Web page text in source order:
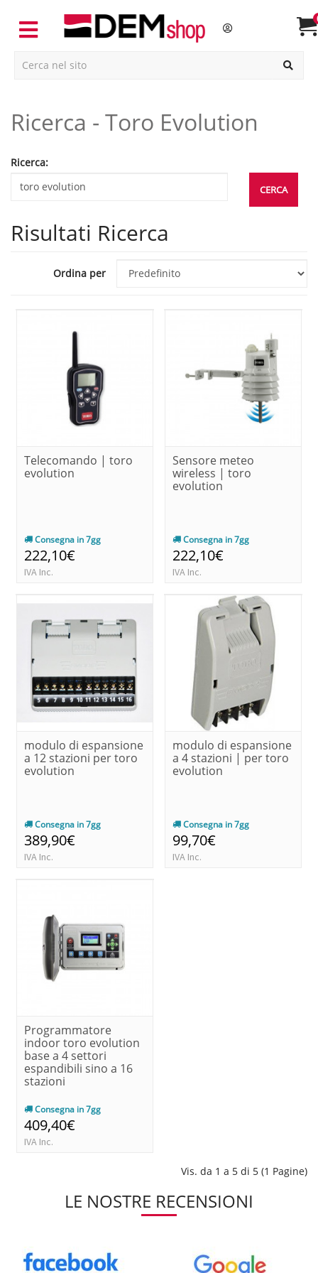
Ricerca - Toro Evolution
Ricerca:
Risultati Ricerca
Ordina per
Telecomando | toro
evolution
Consegna in 7gg
222,10€
IVA Inc.
Sensore meteo
wireless | toro
evolution
Consegna in 7gg
222,10€
IVA Inc.
modulo di espansione
a 12 stazioni per toro
evolution
Consegna in 7gg
389,90€
IVA Inc.
modulo di espansione
a 4 stazioni | per toro
evolution
Consegna in 7gg
99,70€
IVA Inc.
Programmatore
indoor toro evolution
base a 4 settori
espandibili sino a 16
stazioni
Consegna in 7gg
409,40€
IVA Inc.
Vis. da 1 a 5 di 5 (1 Pagine)
LE NOSTRE RECENSIONI